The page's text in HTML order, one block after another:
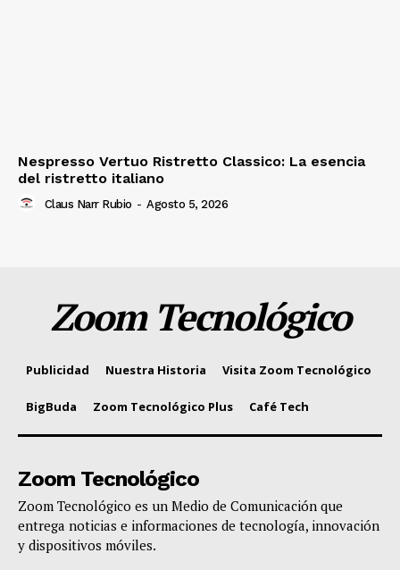
Nespresso Vertuo Ristretto Classico: La esencia
del ristretto italiano
Claus Narr Rubio - Agosto 5, 2026
Zoom Tecnológico
Publicidad Nuestra Historia Visita Zoom Tecnológico
BigBuda Zoom Tecnológico Plus Café Tech
Zoom Tecnológico
Zoom Tecnológico es un Medio de Comunicación que
entrega noticias e informaciones de tecnología, innovación
y dispositivos móviles.